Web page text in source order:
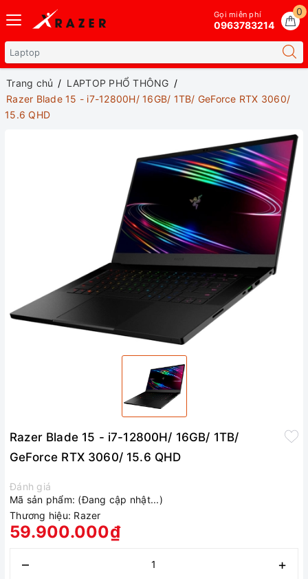
0
Gọi miễn phí
0963783214
Trang chủ
LAPTOP PHỔ THÔNG
Razer Blade 15 - i7-12800H/ 16GB/ 1TB/ GeForce RTX 3060/
15.6 QHD
Razer Blade 15 - i7-12800H/ 16GB/ 1TB/
GeForce RTX 3060/ 15.6 QHD
Đánh giá
Mã sản phẩm: (Đang cập nhật...)
Thương hiệu: Razer
59.900.000₫
– +